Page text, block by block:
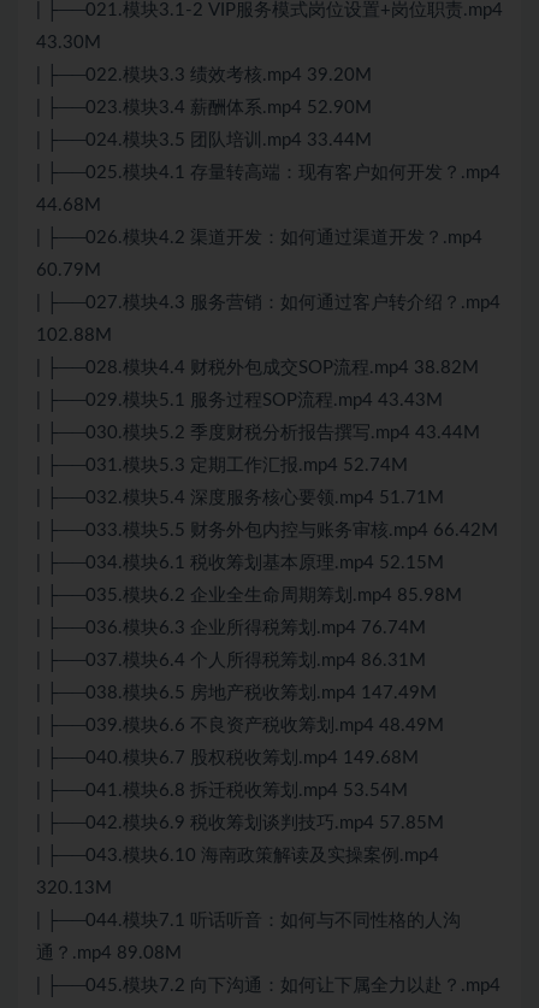
| ├──021.模块3.1-2 VIP服务模式岗位设置+岗位职责.mp4
43.30M
| ├──022.模块3.3 绩效考核.mp4 39.20M
| ├──023.模块3.4 薪酬体系.mp4 52.90M
| ├──024.模块3.5 团队培训.mp4 33.44M
| ├──025.模块4.1 存量转高端：现有客户如何开发？.mp4
44.68M
| ├──026.模块4.2 渠道开发：如何通过渠道开发？.mp4
60.79M
| ├──027.模块4.3 服务营销：如何通过客户转介绍？.mp4
102.88M
| ├──028.模块4.4 财税外包成交SOP流程.mp4 38.82M
| ├──029.模块5.1 服务过程SOP流程.mp4 43.43M
| ├──030.模块5.2 季度财税分析报告撰写.mp4 43.44M
| ├──031.模块5.3 定期工作汇报.mp4 52.74M
| ├──032.模块5.4 深度服务核心要领.mp4 51.71M
| ├──033.模块5.5 财务外包内控与账务审核.mp4 66.42M
| ├──034.模块6.1 税收筹划基本原理.mp4 52.15M
| ├──035.模块6.2 企业全生命周期筹划.mp4 85.98M
| ├──036.模块6.3 企业所得税筹划.mp4 76.74M
| ├──037.模块6.4 个人所得税筹划.mp4 86.31M
| ├──038.模块6.5 房地产税收筹划.mp4 147.49M
| ├──039.模块6.6 不良资产税收筹划.mp4 48.49M
| ├──040.模块6.7 股权税收筹划.mp4 149.68M
| ├──041.模块6.8 拆迁税收筹划.mp4 53.54M
| ├──042.模块6.9 税收筹划谈判技巧.mp4 57.85M
| ├──043.模块6.10 海南政策解读及实操案例.mp4
320.13M
| ├──044.模块7.1 听话听音：如何与不同性格的人沟
通？.mp4 89.08M
| ├──045.模块7.2 向下沟通：如何让下属全力以赴？.mp4